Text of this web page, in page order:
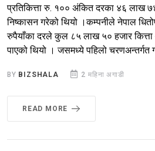
प्रतिकित्ता रु. १०० अंकित दरका ४६ लाख
निष्कासन गरेको थियो ।कम्पनीले नेपाल
रुपैयाँका दरले कुल ८५ लाख ५० हजार कित्ता
पाएको थियो । जसमध्ये पहिलो चरणअन्तर्गत
BY BIZSHALA 2 महिना अगाडी
READ MORE